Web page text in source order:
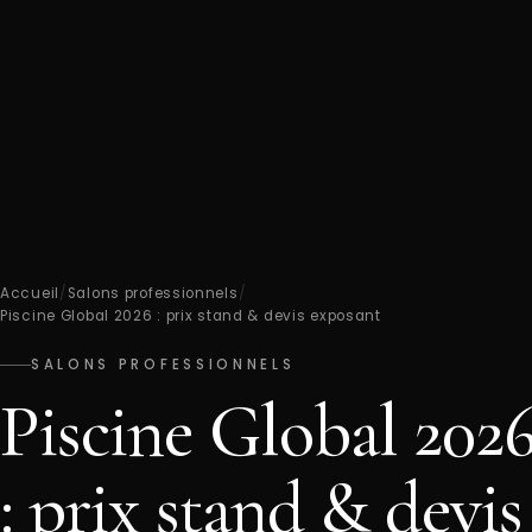
Accueil/ Salons professionnels/
Piscine Global 2026 : prix stand & devis exposant
SALONS PROFESSIONNELS
Piscine Global
: prix stand & devis